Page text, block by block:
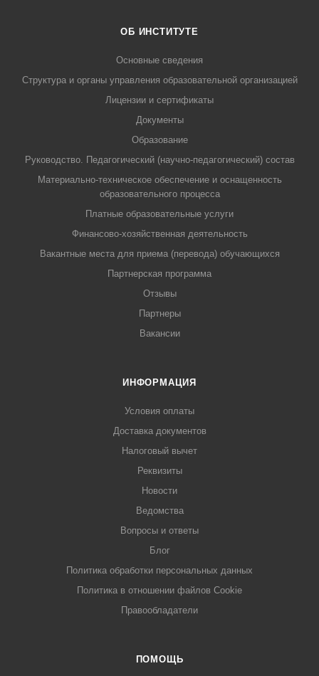
ОБ ИНСТИТУТЕ
Основные сведения
Структура и органы управления образовательной организацией
Лицензии и сертификаты
Документы
Образование
Руководство. Педагогический (научно-педагогический) состав
Материально-техническое обеспечение и оснащенность
образовательного процесса
Платные образовательные услуги
Финансово-хозяйственная деятельность
Вакантные места для приема (перевода) обучающихся
Партнерская программа
Отзывы
Партнеры
Вакансии
ИНФОРМАЦИЯ
Условия оплаты
Доставка документов
Налоговый вычет
Реквизиты
Новости
Ведомства
Вопросы и ответы
Блог
Политика обработки персональных данных
Политика в отношении файлов Cookie
Правообладатели
ПОМОЩЬ